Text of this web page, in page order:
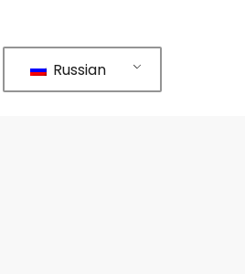
Russian